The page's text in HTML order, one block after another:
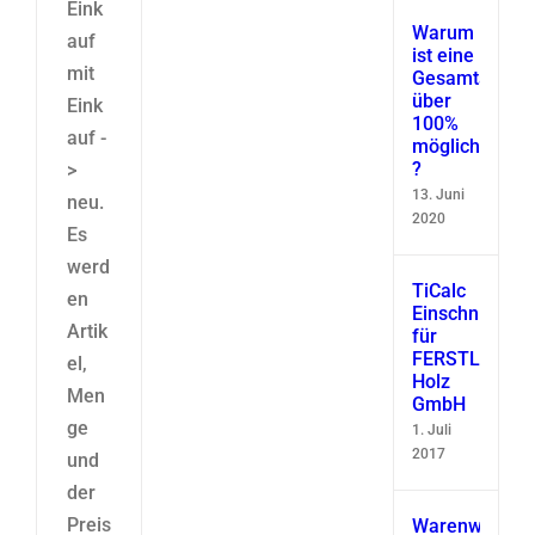
Eink
auf
mit
Eink
auf -
>
neu.
Es
werd
en
Artik
el,
Men
ge
und
der
Preis
Warum
ist eine
über
100%
möglich
?
13. Juni
2020
TiCalc
für
FERSTL
Holz
GmbH
1. Juli
2017